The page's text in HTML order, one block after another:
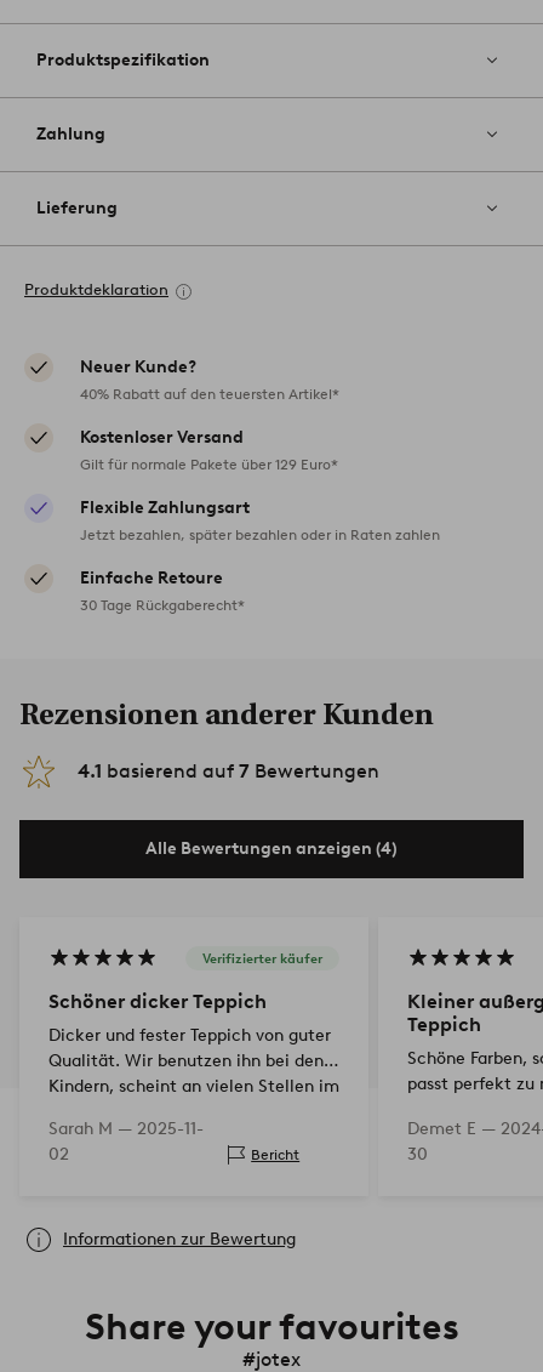
Produktspezifikation
Zahlung
Lieferung
Produktdeklaration
Neuer Kunde?
40% Rabatt auf den teuersten Artikel*
Kostenloser Versand
Gilt für normale Pakete über 129 Euro*
Flexible Zahlungsart
Jetzt bezahlen, später bezahlen oder in Raten zahlen
Einfache Retoure
30 Tage Rückgaberecht*
Rezensionen anderer Kunden
4.1 basierend auf 7 Bewertungen
Alle Bewertungen anzeigen (4)
Verifizierter käufer
Schöner dicker Teppich
Dicker und fester Teppich von guter
Qualität. Wir benutzen ihn bei den
Kindern, scheint an vielen Stellen im
Teppich erscheint etwas heller
orange-pa…
Sarah M — 2025-11-
02
Bericht
Kleiner
Teppich
Schöne Farben,
passt perfekt zu
einem guten
Demet E —
30
Informationen zur Bewertung
Share your favourites
#jotex